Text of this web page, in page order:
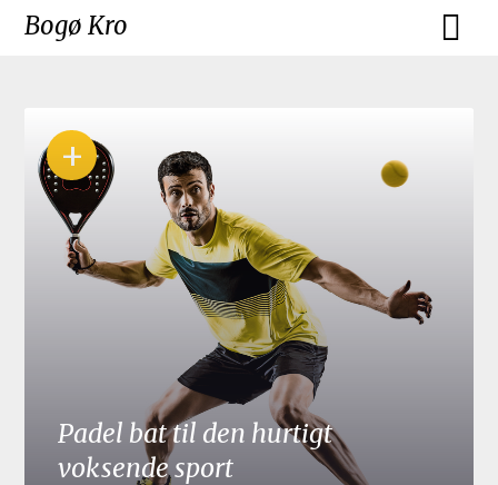
SkipBogø Kro
Padel bat til den hurtigt
voksende sport
+